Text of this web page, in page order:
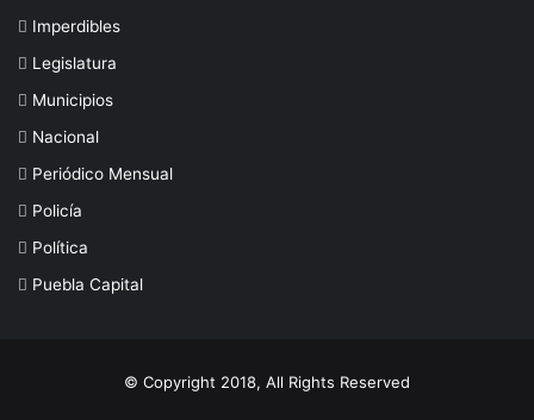
Imperdibles
Legislatura
Municipios
Nacional
Periódico Mensual
Policía
Política
Puebla Capital
© Copyright 2018, All Rights Reserved